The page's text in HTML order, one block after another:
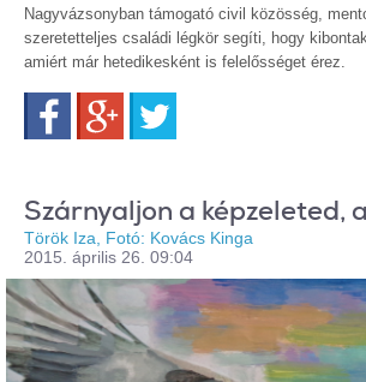
Nagyvázsonyban támogató civil közösség,
szeretetteljes családi légkör segíti, hogy
amiért már hetedikesként is felelősséget érez.
FacebookGoogle+
Szárnyaljon a képzeleted,
Török Iza, Fotó: Kovács Kinga
2015. április 26. 09:04